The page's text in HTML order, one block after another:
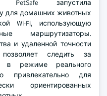
PetSafe запустила
для домашних животных
Wi-Fi, использующую
маршрутизаторы.
и удаленной точности
следить за
в режиме реального
привлекательно для
ориентированных